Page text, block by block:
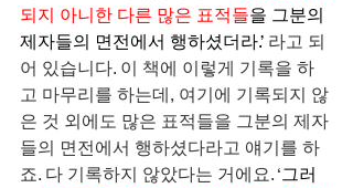
되지 아니한 다른 많은 표적들을 그분의
제자들의 면전에서 행하셨더라.’ 라고 되
어 있습니다. 이 책에 이렇게 기록을 하
고 마무리를 하는데, 여기에 기록되지 않
은 것 외에도 많은 표적들을 그분의 제자
들의 면전에서 행하셨다라고 얘기를 하
죠. 다 기록하지 않았다는 거에요. ‘그러